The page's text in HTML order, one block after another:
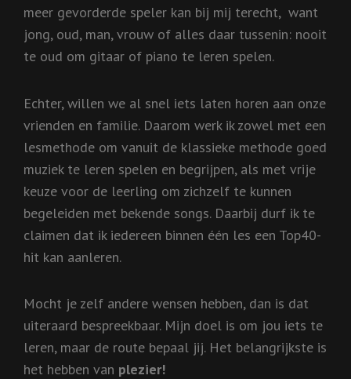
meer gevorderde speler kan bij mij terecht, want
jong, oud, man, vrouw of alles daar tussenin: nooit
te oud om gitaar of piano te leren spelen.
Echter, willen we al snel iets laten horen aan onze
vrienden en familie. Daarom werk ik zowel met een
lesmethode om vanuit de klassieke methode goed
muziek te leren spelen en begrijpen, als met vrije
keuze voor de leerling om zichzelf te kunnen
begeleiden met bekende songs. Daarbij durf ik te
claimen dat ik iedereen binnen één les een Top40-
hit kan aanleren.
Mocht je zelf andere wensen hebben, dan is dat
uiteraard bespreekbaar. Mijn doel is om jou iets te
leren, maar de route bepaal jij. Het belangrijkste is
het hebben van plezier!